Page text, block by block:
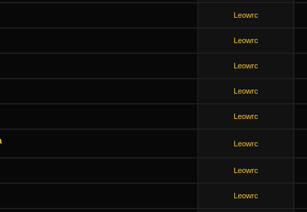
Leowrc
Leowrc
Leowrc
Leowrc
Leowrc
Leowrc
Leowrc
Leowrc